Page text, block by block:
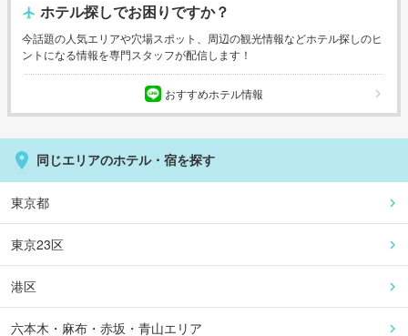
ホテル探しでお困りですか？
今話題の人気エリアや穴場スポット、周辺の観光情報などホテル探しのヒ
ントになる情報を専門スタッフが配信します！
おすすめホテル情報
同じエリアのホテル・宿を探す
東京都
東京23区
港区
六本木・麻布・赤坂・青山エリア